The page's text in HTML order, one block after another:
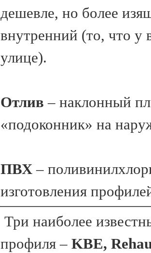
дешевле, но более
внутренний (то, что у
улице).
Отлив– наклонный
«подоконник» на
ПВХ–
изготовления
Три наиболее
профиля – KBE,